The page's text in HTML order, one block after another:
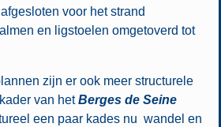
voor het strand
en ligstoelen omgetoverd tot
zijn er ook meer structurele
van hetBerges de Seine
een paar kades nu wandel en